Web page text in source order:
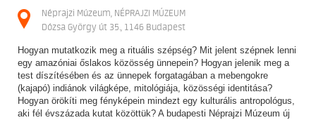
Néprajzi Múzeum, NÉPRAJZI MÚZEUM
Dózsa György út 35., 1146 Budapest
Hogyan mutatkozik meg a rituális szépség? Mit jelent szépnek lenni
egy amazóniai őslakos közösség ünnepein? Hogyan jelenik meg a
test díszítésében és az ünnepek forgatagában a mebengokre
(kajapó) indiánok világképe, mitológiája, közösségi identitása?
Hogyan örökíti meg fényképein mindezt egy kulturális antropológus,
aki fél évszázada kutat közöttük? A budapesti Néprajzi Múzeum új